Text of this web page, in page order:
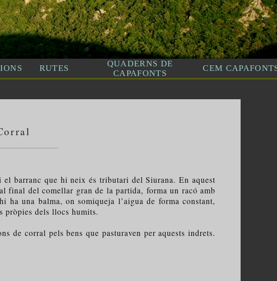
barranc que hi neix és tributari del Siurana. En aquest
final del comellar gran de la partida, forma un racó amb
ha una balma, on somiqueja l’aigua de forma constant,
pròpies dels llocs humits.
de corral pels bens que pasturaven per aquests indrets.